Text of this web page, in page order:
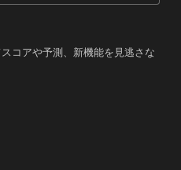
コアや予測、新機能を見逃さな